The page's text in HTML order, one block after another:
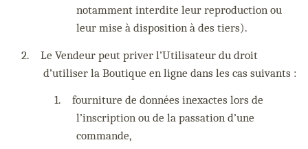
notamment interdite leur reproduction ou
leur mise à disposition à des tiers).
2.
Le Vendeur peut priver l’Utilisateur du droit
d’utiliser la Boutique en ligne dans les cas suivants :
1.
fourniture de données inexactes lors de
l’inscription ou de la passation d’une
commande,